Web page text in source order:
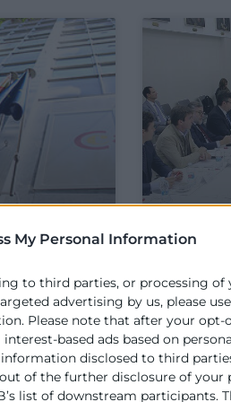
My Personal Information
to third parties, or processing of
advertising by us, please
Please note that after your opt-
based ads based on
disclosed to third
of the further disclosure of your
list of downstream participants.
y
de
Las
la